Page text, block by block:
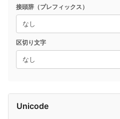
接頭辞（プレフィックス）
区切り文字
Unicode